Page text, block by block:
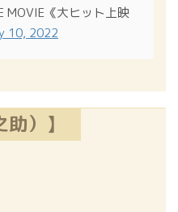
MOVIE《大ヒット上映
10, 2022
）】